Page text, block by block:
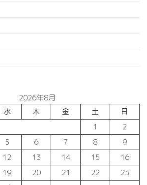
2026年8月
水 木 金 土
日
1
2
5 6 7 8
9
12 13 14 15
16
19 20 21 22
23